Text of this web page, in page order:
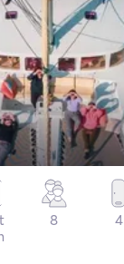
8 4